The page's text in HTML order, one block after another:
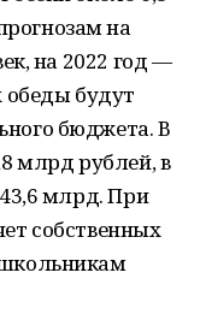
на
на 2022 год —
обеды будут
бюджета. В
млрд рублей, в
млрд. При
собственных